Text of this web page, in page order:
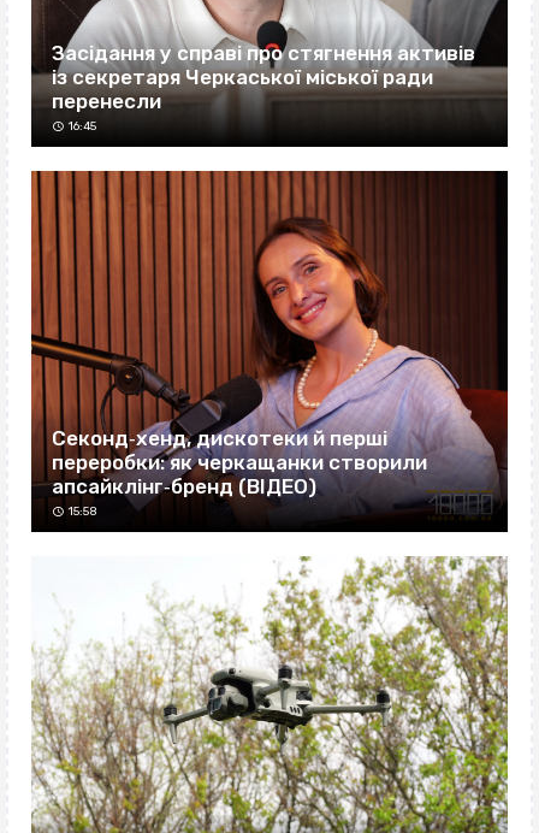
Засідання у справі про стягнення активів
із секретаря Черкаської міської ради
перенесли
16:45
Секонд‐хенд, дискотеки й перші
переробки: як черкащанки створили
апсайклінг‐бренд (ВІДЕО)
15:58